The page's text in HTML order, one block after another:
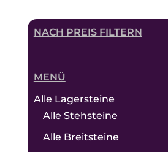
NACH PREIS FILTERN
MENÜ
Alle Lagersteine
Alle Stehsteine
Alle Breitsteine